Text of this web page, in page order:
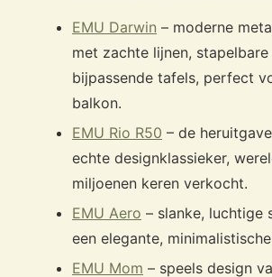
EMU Darwin – moderne
met zachte lijnen,
bijpassende tafels, perfect
balkon.
EMU Rio R50 – de
echte designklassieker,
miljoenen keren verkocht.
EMU Aero – slanke, luchtige
een elegante,
EMU Mom – speels design